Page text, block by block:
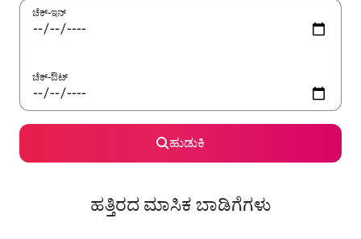
ಚೆಕ್-ಇನ್
ಚೆಕ್-ಔಟ್
ಹುಡುಕಿ
ಹತ್ತಿರದ ಮಾಸಿಕ ಬಾಡಿಗೆಗಳು